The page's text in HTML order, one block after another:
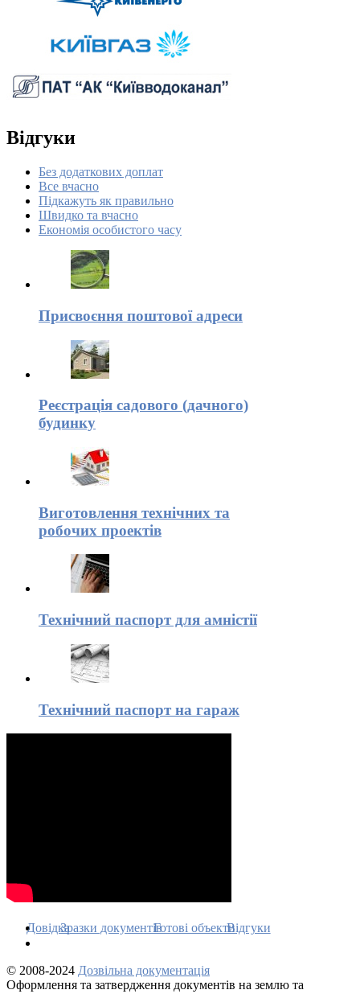
Відгуки
Без додаткових доплат
Все вчасно
Підкажуть як правильно
Швидко та вчасно
Економія особистого часу
Присвоєння поштової адреси
Реєстрація садового (дачного)
будинку
Виготовлення технічних та
робочих проектів
Технічний паспорт для амністії
Технічний паспорт на гараж
ДовідкаЗразки документівГотові объектиВідгуки
© 2008-2024 Дозвільна документація
Оформлення та затвердження документів на землю та